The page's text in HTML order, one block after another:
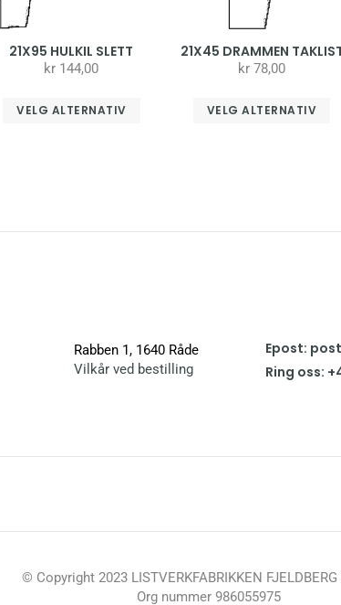
21X95 HULKIL SLETT
kr 144,00
VELG ALTERNATIV
21X45 DRAMMEN
kr 78,00
VELG ALTERNATIV
Rabben 1, 1640 Råde
Vilkår ved bestilling
Epost:
Ring oss:
© Copyright 2023 LISTVERKFABRIKKEN FJELDBERG
Org nummer 986055975